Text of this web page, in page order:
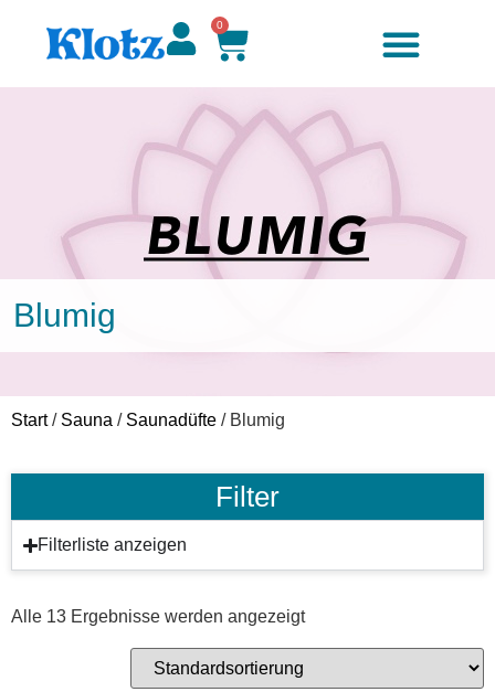
0
Blumig
Start/ Sauna / Saunadüfte / Blumig
Filter
Filterliste anzeigen
Alle 13 Ergebnisse werden angezeigt